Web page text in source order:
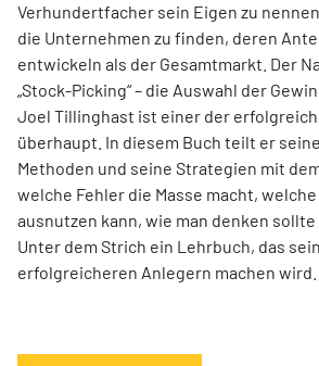
Verhundertfacher sein Eigen zu
die Unternehmen zu finden, deren
entwickeln als der Gesamtmarkt. Der
„Stock-Picking“ – die Auswahl der
Joel Tillinghast ist einer der
überhaupt. In diesem Buch teilt er
Methoden und seine Strategien mit
welche Fehler die Masse macht,
ausnutzen kann, wie man denken sollte
Unter dem Strich ein Lehrbuch, das
erfolgreicheren Anlegern machen wird.